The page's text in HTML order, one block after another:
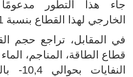
جاء هذا التطور
الخارجي لهذا القطاع بنسبة 4,1 بالمائة.
في المقابل، تراجع حجم
قطاع الطاقة، المناجم،